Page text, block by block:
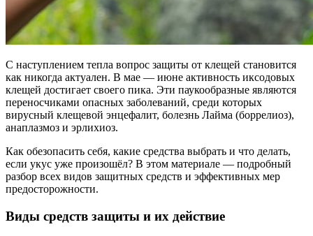
С наступлением тепла вопрос защиты от клещей становится
как никогда актуален. В мае — июне активность иксодовых
клещей достигает своего пика. Эти паукообразные являются
переносчиками опасных заболеваний, среди которых
вирусный клещевой энцефалит, болезнь Лайма (боррелиоз),
анаплазмоз и эрлихиоз.
Как обезопасить себя, какие средства выбрать и что делать,
если укус уже произошёл? В этом материале — подробный
разбор всех видов защитных средств и эффективных мер
предосторожности.
Виды средств защиты и их действие